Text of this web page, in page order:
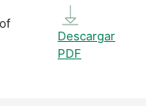
Descargar
PDF